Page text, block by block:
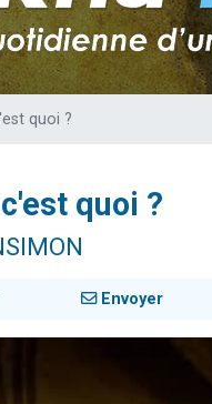
quoi ?
quoi ?
Envoyer